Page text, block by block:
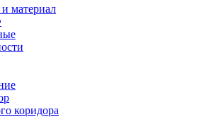
материал
коридора